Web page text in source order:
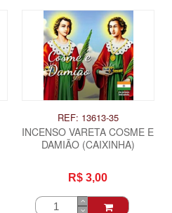
REF: 13613-35
INCENSO VARETA COSME E
DAMIÃO (CAIXINHA)
R$ 3,00